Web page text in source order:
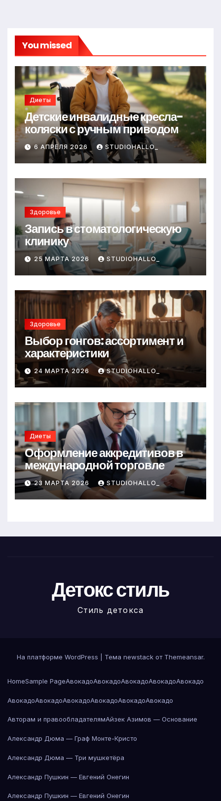
You missed
Диеты
Детские инвалидные кресла-
коляски с ручным приводом
6 АПРЕЛЯ 2026 STUDIOHALLO_
Здоровье
Запись в стоматологическую
клинику
25 МАРТА 2026 STUDIOHALLO_
Здоровье
Выбор гонгов: ассортимент и
характеристики
24 МАРТА 2026 STUDIOHALLO_
Диеты
Оформление аккредитивов в
международной торговле
23 МАРТА 2026 STUDIOHALLO_
Детокс стиль
Стиль детокса
На платформе WordPress Тема newstack от Themeansar.
HomeSample PageАвокадоАвокадоАвокадоАвокадоАвокадо
АвокадоАвокадоАвокадоАвокадоАвокадоАвокадо
Авторам и правообладателямАйзек Азимов — Основание
Александр Дюма — Граф Монте-Кристо
Александр Дюма — Три мушкетёра
Александр Пушкин — Евгений Онегин
Александр Пушкин — Евгений Онегин